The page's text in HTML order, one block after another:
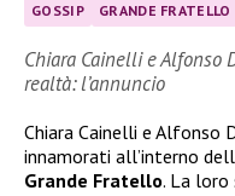
GOSSIP GRANDE FRATELLO
Chiara Cainelli e Alfonso
realtà: l’annuncio
Chiara Cainelli e Alfonso
innamorati all’interno
Grande Fratello. La loro